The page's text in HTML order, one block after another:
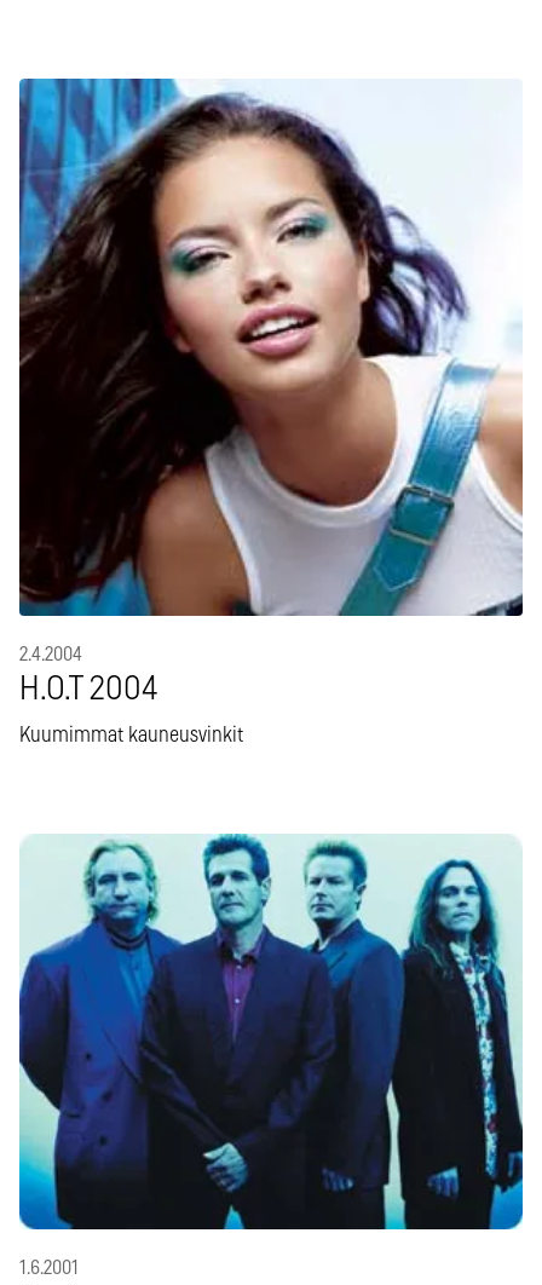
2.4.2004
H.O.T 2004
Kuumimmat kauneusvinkit
1.6.2001